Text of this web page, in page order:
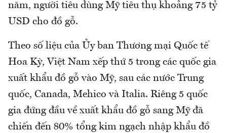
năm, người tiêu dùng Mỹ tiêu thụ khoảng 75 tỷ
USD cho đồ gỗ.
Theo số liệu của Ủy ban Thương mại Quốc tế
Hoa Kỳ, Việt Nam xếp thứ 5 trong các quốc gia
xuất khẩu đồ gỗ vào Mỹ, sau các nước Trung
quốc, Canada, Mehico và Italia. Riêng 5 quốc
gia đứng đầu về xuất khẩu đồ gỗ sang Mỹ đã
chiến đến 80% tổng kim ngạch nhập khẩu đồ